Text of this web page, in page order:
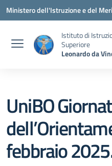
Vai ai contenuti
Vai al menu di navigazione
Vai al footer
Ministero dell'Istruzione e del
Istituto di
Superiore
Leonardo da
UniBO
febbraio